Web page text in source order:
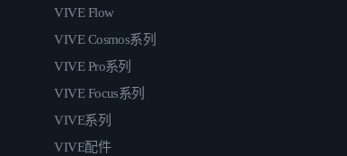
VIVE Flow
VIVE Cosmos系列
VIVE Pro系列
VIVE Focus系列
VIVE系列
VIVE配件